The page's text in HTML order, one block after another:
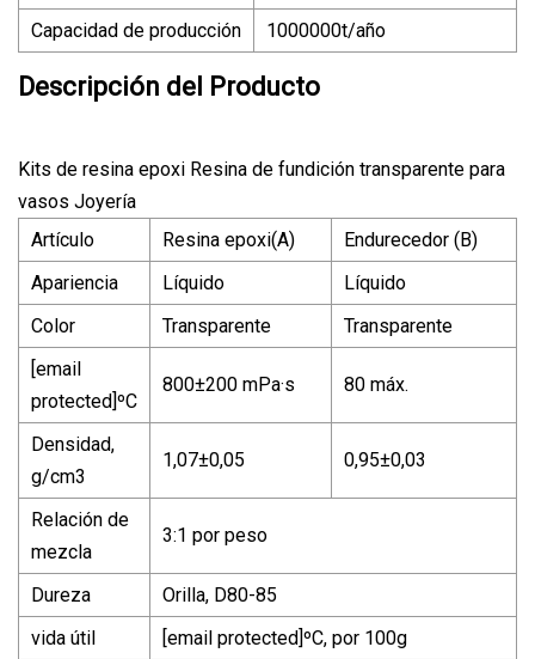
Capacidad de producción
1000000t/año
Descripción del Producto
Kits de resina epoxi Resina de fundición transparente para
vasos Joyería
Artículo
Resina epoxi(A)
Endurecedor (B)
Apariencia
Líquido
Líquido
Color
Transparente
Transparente
[email
protected]ºC
800±200 mPa·s 80 máx.
Densidad,
g/cm3
1,07±0,05 0,95±0,03
Relación de
mezcla
3:1 por peso
Dureza
Orilla, D80-85
vida útil
[email protected]ºC, por 100g